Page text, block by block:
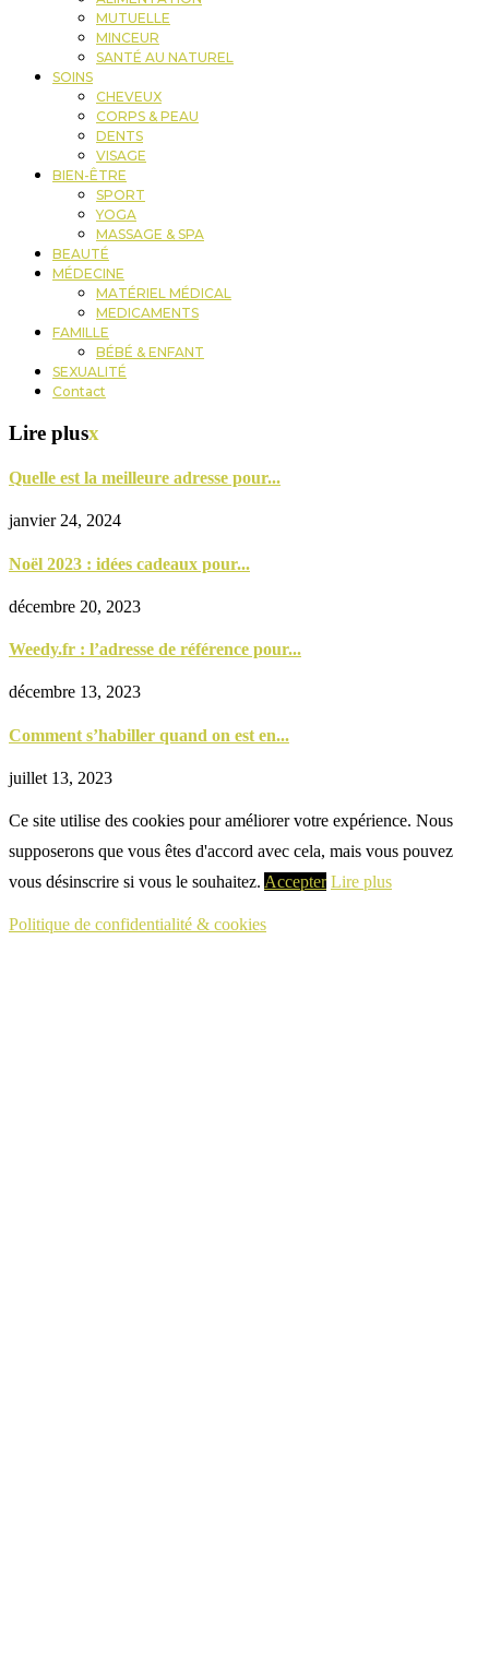
MUTUELLE
MINCEUR
SANTÉ AU NATUREL
SOINS
CHEVEUX
CORPS & PEAU
DENTS
VISAGE
BIEN-ÊTRE
SPORT
YOGA
MASSAGE & SPA
BEAUTÉ
MÉDECINE
MATÉRIEL MÉDICAL
MEDICAMENTS
FAMILLE
BÉBÉ & ENFANT
SEXUALITÉ
Contact
Lire plusx
Quelle est la meilleure adresse pour...
janvier 24, 2024
Noël 2023 : idées cadeaux pour...
décembre 20, 2023
Weedy.fr : l’adresse de référence pour...
décembre 13, 2023
Comment s’habiller quand on est en...
juillet 13, 2023
Ce site utilise des cookies pour améliorer votre expérience. Nous
supposerons que vous êtes d'accord avec cela, mais vous pouvez
vous désinscrire si vous le souhaitez. Accepter Lire plus
Politique de confidentialité & cookies